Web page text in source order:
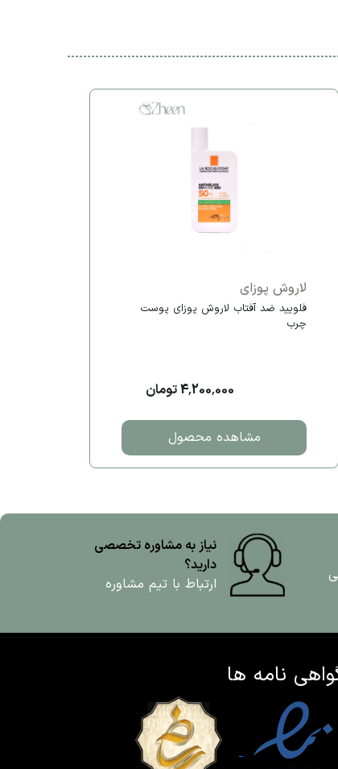
لاروش پوزای
فلویید ضد آفتاب لاروش پوزای پوست
چرب
4,200,000 تومان
مشاهده محصول
نیاز به مشاوره تخصصی
دارید؟
ارتباط با تیم مشاوره
نامه ها